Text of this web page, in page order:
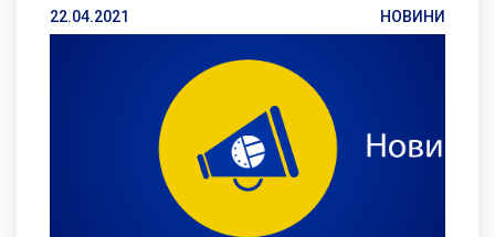
22.04.2021 НОВИНИ